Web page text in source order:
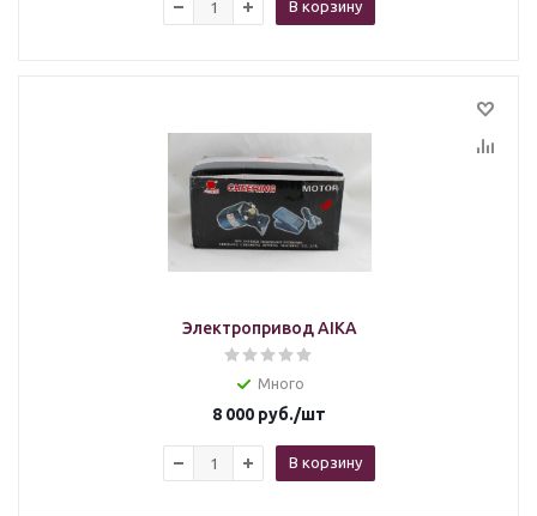
В корзину
Электропривод AIKA
Много
8 000 руб./шт
В корзину